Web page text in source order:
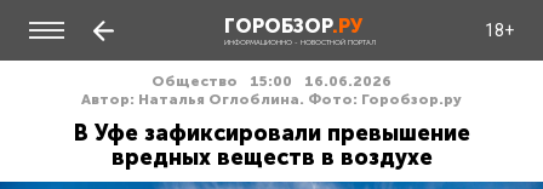
ГОРОБЗОР.РУ
ИНФОРМАЦИОННО - НОВОСТНОЙ ПОРТАЛ
18+
Общество 15:00
16.06.2026
Автор: Наталья Оглоблина. Фото: Горобзор.ру
В Уфе зафиксировали превышение
вредных веществ в воздухе